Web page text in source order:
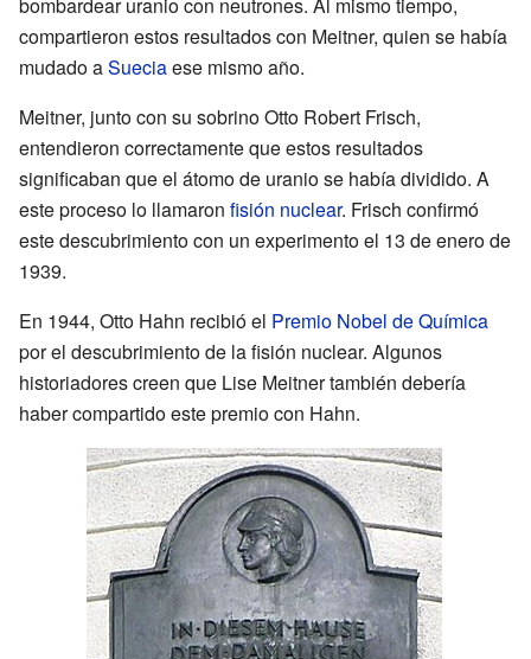
bombardear uranio con neutrones. Al mismo tiempo,
compartieron estos resultados con Meitner, quien se había
mudado aSueciaese mismo año.
Meitner, junto con su sobrino Otto Robert Frisch,
entendieron correctamente que estos resultados
significaban que el átomo de uranio se había dividido. A
este proceso lo llamaron fisión nuclear. Frisch confirmó
este descubrimiento con un experimento el 13 de enero de
1939.
En 1944, Otto Hahn recibió el Premio Nobel de Química
por el descubrimiento de la fisión nuclear. Algunos
historiadores creen que Lise Meitner también debería
haber compartido este premio con Hahn.